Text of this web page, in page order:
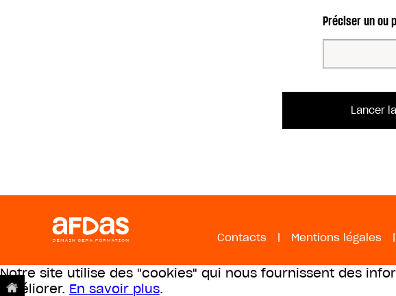
Préciser un ou
Contacts | Mentions légales |
Notre site utilise des "cookies" qui nous fournissent des
améliorer. En savoir plus.